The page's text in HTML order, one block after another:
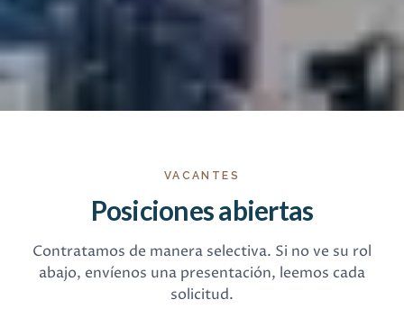
VACANTES
Posiciones abiertas
Contratamos de manera selectiva. Si no ve su rol
abajo, envíenos una presentación, leemos cada
solicitud.